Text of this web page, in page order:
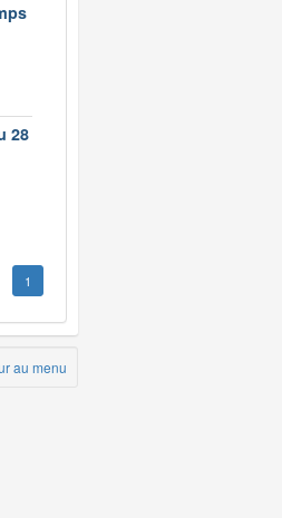
28
1
au menu